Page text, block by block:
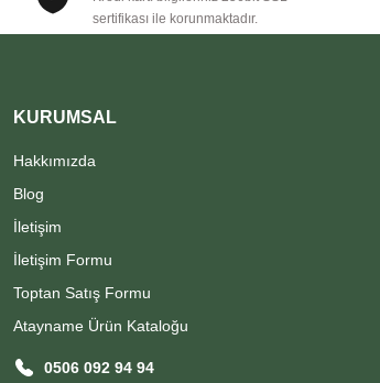
sertifikası ile korunmaktadır.
KURUMSAL
Hakkımızda
Blog
İletişim
İletişim Formu
Toptan Satış Formu
Atayname Ürün Kataloğu
0506 092 94 94